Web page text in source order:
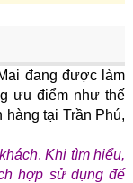
đang được làm
ưu điểm như thế
hàng tại Trần Phú,
. Khi tìm hiểu,
hợp sử dụng để